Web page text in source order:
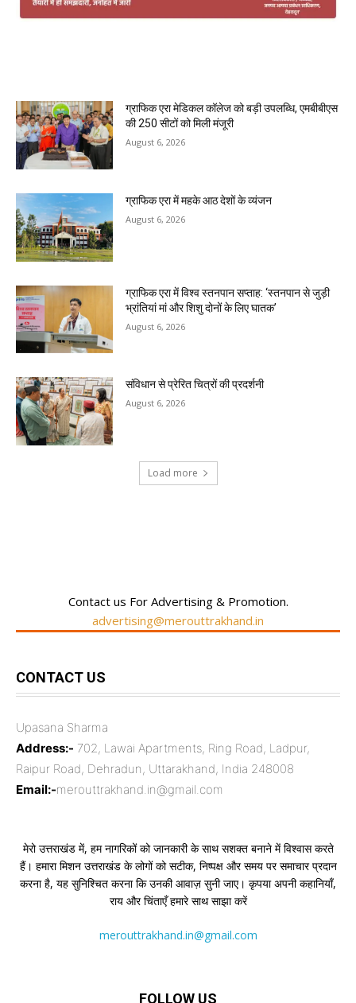
ग्राफिक एरा मेडिकल कॉलेज को बड़ी उपलब्धि, एमबीबीएस
की 250 सीटों को मिली मंजूरी
August 6, 2026
ग्राफिक एरा में महके आठ देशों के व्यंजन
August 6, 2026
ग्राफिक एरा में विश्व स्तनपान सप्ताह: ‘स्तनपान से जुड़ी
भ्रांतियां मां और शिशु दोनों के लिए घातक’
August 6, 2026
संविधान से प्रेरित चित्रों की प्रदर्शनी
August 6, 2026
Load more
Contact us For Advertising & Promotion.
advertising@merouttrakhand.in
CONTACT US
Upasana Sharma
Address:- 702, Lawai Apartments, Ring Road, Ladpur,
Raipur Road, Dehradun, Uttarakhand, India 248008
Email:-merouttrakhand.in@gmail.com
मेरो उत्तराखंड में, हम नागरिकों को जानकारी के साथ सशक्त बनाने में विश्वास करते
हैं। हमारा मिशन उत्तराखंड के लोगों को सटीक, निष्पक्ष और समय पर समाचार प्रदान
करना है, यह सुनिश्चित करना कि उनकी आवाज़ सुनी जाए। कृपया अपनी कहानियाँ,
राय और चिंताएँ हमारे साथ साझा करें
merouttrakhand.in@gmail.com
FOLLOW US